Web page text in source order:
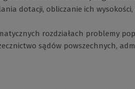
dotacji, obliczanie ich
rozdziałach problemy
sądów powszechnych,